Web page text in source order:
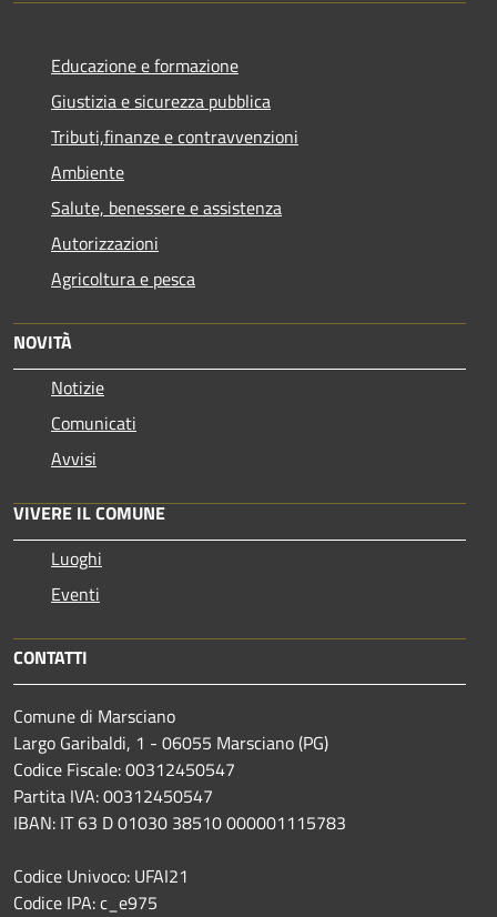
Educazione e formazione
Giustizia e sicurezza pubblica
Tributi,finanze e contravvenzioni
Ambiente
Salute, benessere e assistenza
Autorizzazioni
Agricoltura e pesca
NOVITÀ
Notizie
Comunicati
Avvisi
VIVERE IL COMUNE
Luoghi
Eventi
CONTATTI
Comune di Marsciano
Largo Garibaldi, 1 - 06055 Marsciano (PG)
Codice Fiscale: 00312450547
Partita IVA: 00312450547
IBAN: IT 63 D 01030 38510 000001115783
Codice Univoco: UFAI21
Codice IPA: c_e975